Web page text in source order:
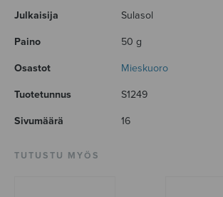
Julkaisija Sulasol
Paino 50 g
Osastot Mieskuoro
Tuotetunnus S1249
Sivumäärä 16
TUTUSTU MYÖS